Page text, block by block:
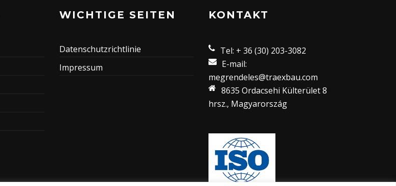
WICHTIGE SEITEN
Datenschutzrichtlinie
Impressum
KONTAKT
Tel: + 36 (30) 203-3082
E-mail:
megrendeles@traexbau.com
8635 Ordacsehi Külterület 8
hrsz., Magyarország